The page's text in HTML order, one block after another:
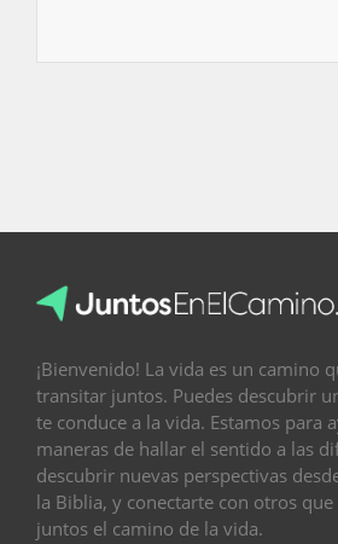
¡Bienvenido! La vida es un camino
transitar juntos. Puedes descubrir
te conduce a la vida. Estamos para
maneras de hallar el sentido a las
descubrir nuevas perspectivas
la Biblia, y conectarte con otros
juntos el camino de la vida.